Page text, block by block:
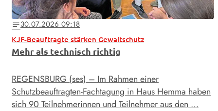
notes30.07.2026 09:18
KJF-Beauftragte stärken Gewaltschutz
Mehr als technisch richtig
REGENSBURG (ses) – Im Rahmen einer
Schutzbeauftragten-Fachtagung in Haus Hemma haben
sich 90 Teilnehmerinnen und Teilnehmer aus den …